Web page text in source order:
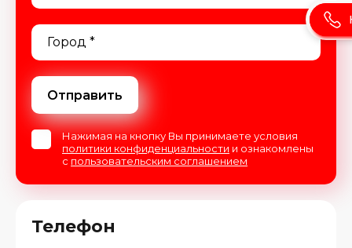
Телефон
Нажимая на кнопку Вы принимаете условия
политики конфиденциальности и ознакомлены
с пользовательским соглашением
Отправить